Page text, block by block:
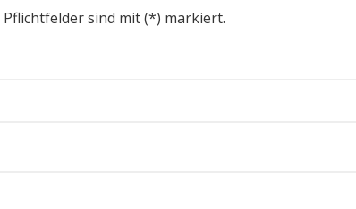
Pflichtfelder sind mit (*) markiert.